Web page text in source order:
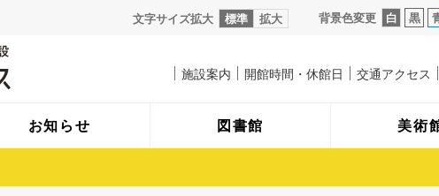
文字サイズ拡大 標準 拡大 背景色変更 白 黒
お知らせ 図書館 美術
施設案内 開館時間・休館日 交通アクセス